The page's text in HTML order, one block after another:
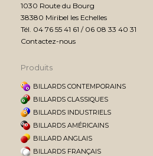
1030 Route du Bourg
38380 Miribel les Echelles
Tél. 04 76 55 41 61 / 06 08 33 40 31
Contactez-nous
Produits
BILLARDS CONTEMPORAINS
BILLARDS CLASSIQUES
BILLARDS INDUSTRIELS
BILLARDS AMÉRICAINS
BILLARD ANGLAIS
BILLARDS FRANÇAIS